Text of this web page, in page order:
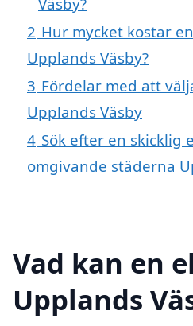
2 Hur mycket kostar
Upplands Väsby?
3 Fördelar med att
Upplands Väsby
4 Sök efter en skicklig
omgivande städerna
Vad kan en
Upplands